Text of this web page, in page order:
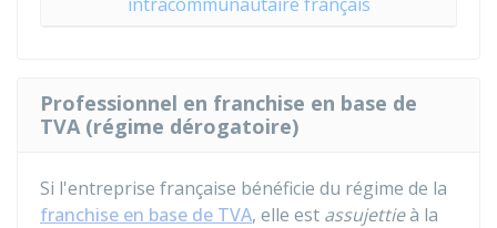
Professionnel en franchise en base de
TVA (régime dérogatoire)
Si l'entreprise française bénéficie du régime de la
franchise en base de TVA, elle est assujettieà la